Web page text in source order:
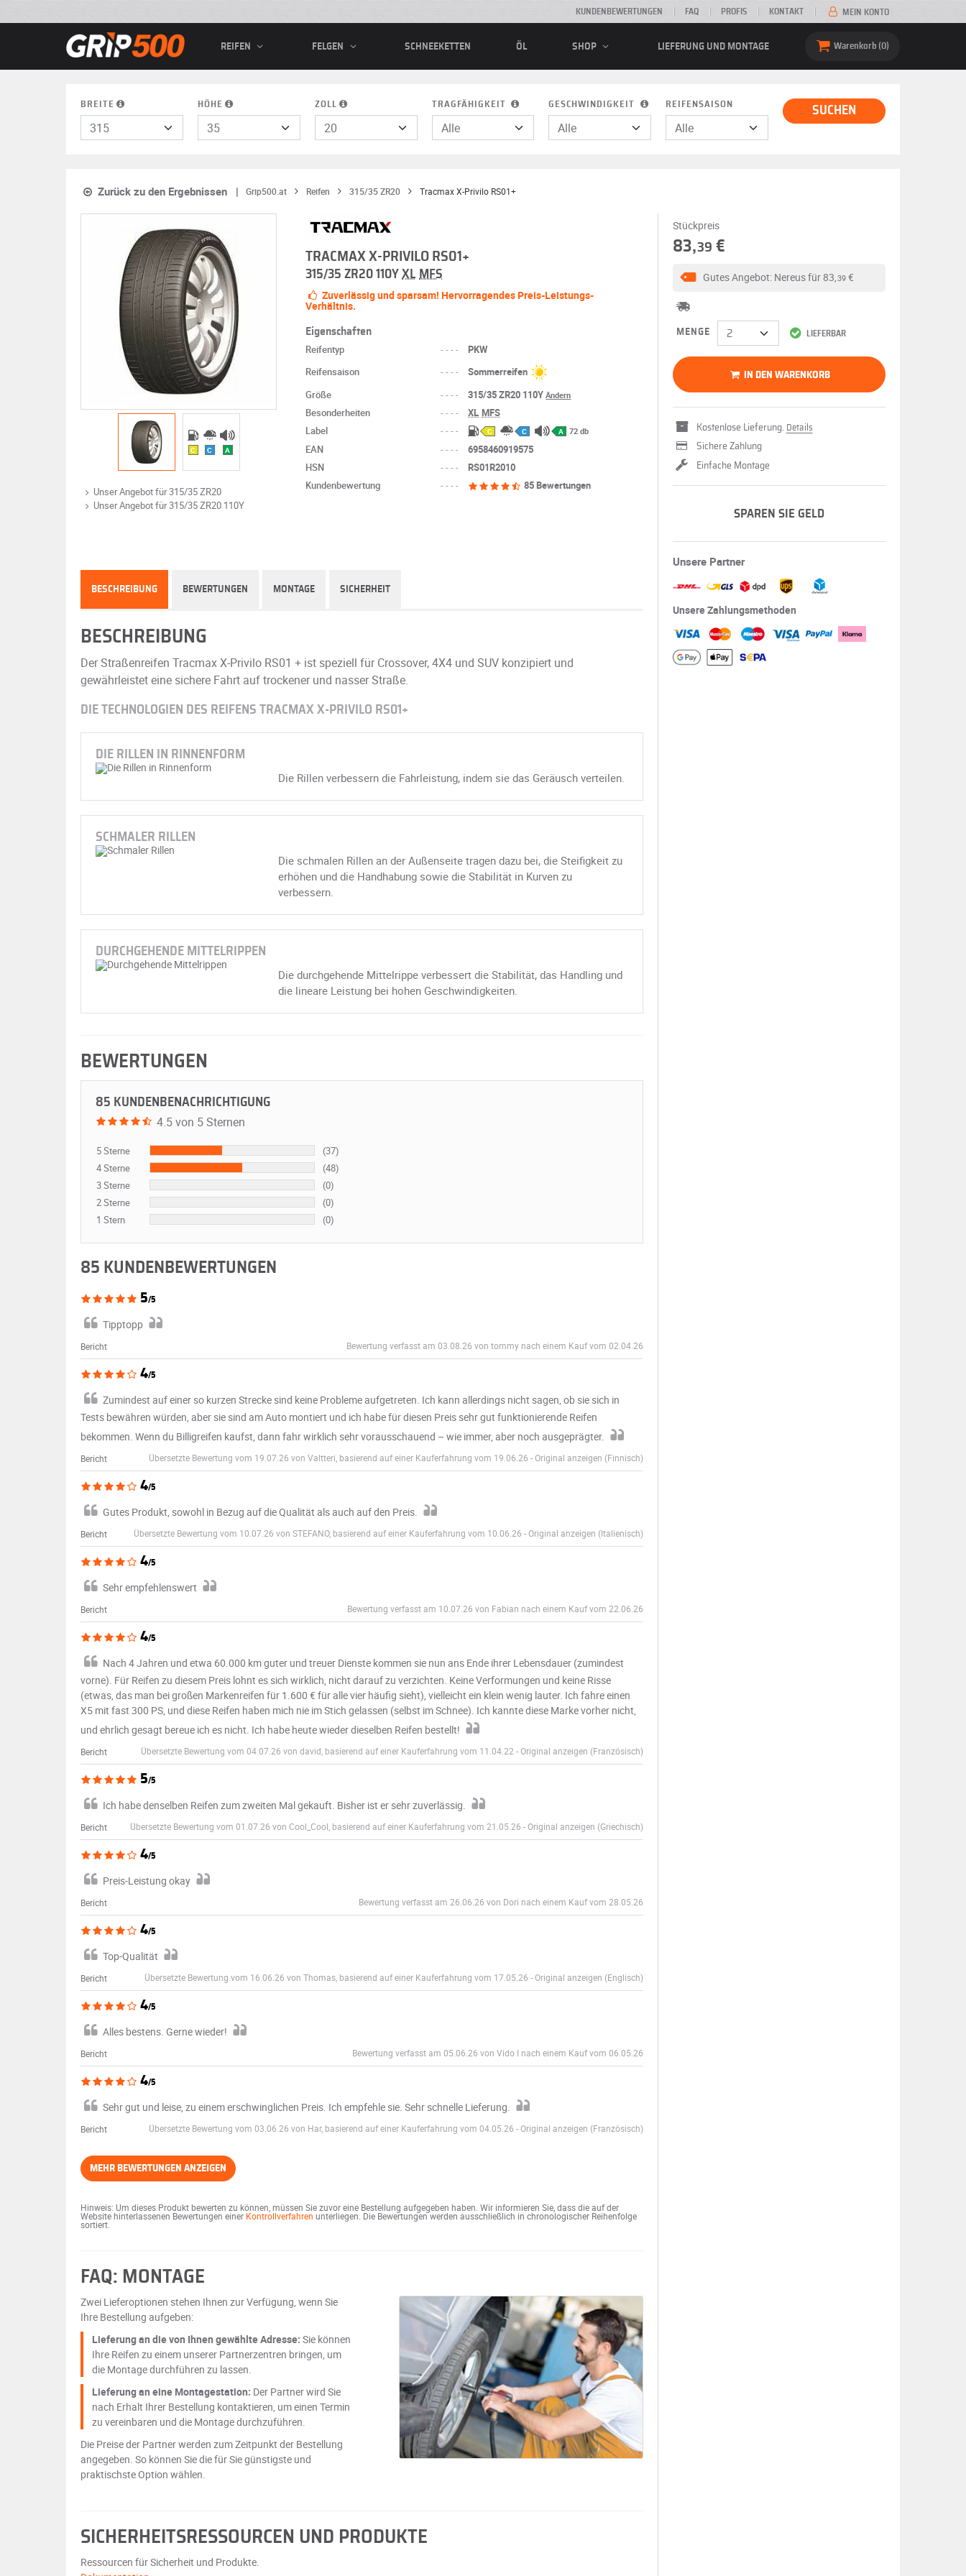
KUNDENBEWERTUNGEN FAQ PROFIS KONTAKT MEIN KONTO
REIFEN FELGEN SCHNEEKETTEN ÖL SHOP LIEFERUNG UND MONTAGE Warenkorb 0
BREITE HÖHE ZOLL TRAGFÄHIGKEIT GESCHWINDIGKEIT REIFENSAISON SUCHEN
Zurück zu den Ergebnissen Grip500.at Reifen 315/35 ZR20 Tracmax X-Privilo RS01+
C C A
Unser Angebot für 315/35 ZR20
Unser Angebot für 315/35 ZR20 110Y
TRACMAX X-PRIVILO RS01+
315/35 ZR20 110Y XL MFS
Zuverlässig und sparsam! Hervorragendes Preis-Leistungs-
Verhältnis.
Eigenschaften
Reifentyp ----
PKW
Reifensaison
----
Sommerreifen
Größe
---- 315/35 ZR20 110YÄndern
Besonderheiten ---- XL MFS
Label
---- C C A 72 db
EAN ----
6958460919575
HSN
----
RS01R2010
Kundenbewertung
---- 85 Bewertungen
Stückpreis
83,39 €
LIEFERBAR
Gutes Angebot: Nereus für 83,39 €
MENGE
IN DEN WARENKORB
Kostenlose Lieferung. Details
Sichere Zahlung
Einfache Montage
SPAREN SIE GELD
Unsere Partner
Unsere Zahlungsmethoden
BESCHREIBUNG BEWERTUNGEN MONTAGE SICHERHEIT
BESCHREIBUNG
Der Straßenreifen Tracmax X-Privilo RS01 + ist speziell für Crossover, 4X4 und SUV konzipiert und
gewährleistet eine sichere Fahrt auf trockener und nasser Straße.
DIE TECHNOLOGIEN DES REIFENS TRACMAX X-PRIVILO RS01+
DIE RILLEN IN RINNENFORM
Die Rillen verbessern die Fahrleistung, indem sie das Geräusch verteilen.
SCHMALER RILLEN
Die schmalen Rillen an der Außenseite tragen dazu bei, die Steifigkeit zu
erhöhen und die Handhabung sowie die Stabilität in Kurven zu
verbessern.
DURCHGEHENDE MITTELRIPPEN
Die durchgehende Mittelrippe verbessert die Stabilität, das Handling und
die lineare Leistung bei hohen Geschwindigkeiten.
BEWERTUNGEN
85 KUNDENBENACHRICHTIGUNG
4.5 von 5 Sternen
5 Sterne
(37)
4 Sterne
(48)
3 Sterne
(0)
2 Sterne
(0)
1 Stern
(0)
85 KUNDENBEWERTUNGEN
5/5
Tipptopp
Bericht Bewertung verfasst am 03.08.26 von tommy nach einem Kauf vom 02.04.26
4/5
Zumindest auf einer so kurzen Strecke sind keine Probleme aufgetreten. Ich kann allerdings nicht sagen, ob sie sich in
Tests bewähren würden, aber sie sind am Auto montiert und ich habe für diesen Preis sehr gut funktionierende Reifen
bekommen. Wenn du Billigreifen kaufst, dann fahr wirklich sehr vorausschauend – wie immer, aber noch ausgeprägter.
Bericht Übersetzte Bewertung vom 19.07.26 von Valtteri, basierend auf einer Kauferfahrung vom 19.06.26 -Original anzeigen (Finnisch)
4/5
Gutes Produkt, sowohl in Bezug auf die Qualität als auch auf den Preis.
Bericht Übersetzte Bewertung vom 10.07.26 von STEFANO, basierend auf einer Kauferfahrung vom 10.06.26 -Original anzeigen (Italienisch)
4/5
Sehr empfehlenswert
Bericht Bewertung verfasst am 10.07.26 von Fabian nach einem Kauf vom 22.06.26
4/5
Nach 4 Jahren und etwa 60.000 km guter und treuer Dienste kommen sie nun ans Ende ihrer Lebensdauer (zumindest
vorne). Für Reifen zu diesem Preis lohnt es sich wirklich, nicht darauf zu verzichten. Keine Verformungen und keine Risse
(etwas, das man bei großen Markenreifen für 1.600 € für alle vier häufig sieht), vielleicht ein klein wenig lauter. Ich fahre einen
X5 mit fast 300 PS, und diese Reifen haben mich nie im Stich gelassen (selbst im Schnee). Ich kannte diese Marke vorher nicht,
und ehrlich gesagt bereue ich es nicht. Ich habe heute wieder dieselben Reifen bestellt!
Bericht Übersetzte Bewertung vom 04.07.26 von david, basierend auf einer Kauferfahrung vom 11.04.22 -Original anzeigen (Französisch)
5/5
Ich habe denselben Reifen zum zweiten Mal gekauft. Bisher ist er sehr zuverlässig.
Bericht Übersetzte Bewertung vom 01.07.26 von Cool_Cool, basierend auf einer Kauferfahrung vom 21.05.26 -Original anzeigen (Griechisch)
4/5
Preis-Leistung okay
Bericht Bewertung verfasst am 26.06.26 von Dori nach einem Kauf vom 28.05.26
4/5
Top-Qualität
Bericht Übersetzte Bewertung vom 16.06.26 von Thomas, basierend auf einer Kauferfahrung vom 17.05.26 -Original anzeigen (Englisch)
4/5
Alles bestens. Gerne wieder!
Bericht Bewertung verfasst am 05.06.26 von Vido I nach einem Kauf vom 06.05.26
4/5
Sehr gut und leise, zu einem erschwinglichen Preis. Ich empfehle sie. Sehr schnelle Lieferung.
Bericht Übersetzte Bewertung vom 03.06.26 von Har, basierend auf einer Kauferfahrung vom 04.05.26 -Original anzeigen (Französisch)
MEHR BEWERTUNGEN ANZEIGEN
Hinweis: Um dieses Produkt bewerten zu können, müssen Sie zuvor eine Bestellung aufgegeben haben. Wir informieren Sie, dass die auf der
Website hinterlassenen Bewertungen einer Kontrollverfahren unterliegen. Die Bewertungen werden ausschließlich in chronologischer Reihenfolge
sortiert.
FAQ: MONTAGE
Zwei Lieferoptionen stehen Ihnen zur Verfügung, wenn Sie
Ihre Bestellung aufgeben:
Lieferung an die von Ihnen gewählte Adresse: Sie können
Ihre Reifen zu einem unserer Partnerzentren bringen, um
die Montage durchführen zu lassen.
Lieferung an eine Montagestation: Der Partner wird Sie
nach Erhalt Ihrer Bestellung kontaktieren, um einen Termin
zu vereinbaren und die Montage durchzuführen.
Die Preise der Partner werden zum Zeitpunkt der Bestellung
angegeben. So können Sie die für Sie günstigste und
praktischste Option wählen.
SICHERHEITSRESSOURCEN UND PRODUKTE
Ressourcen für Sicherheit und Produkte.